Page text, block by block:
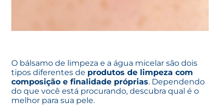
O bálsamo de limpeza e a água micelar são dois
tipos diferentes de produtos de limpeza com
composição e finalidade próprias. Dependendo
do que você está procurando, descubra qual é o
melhor para sua pele.